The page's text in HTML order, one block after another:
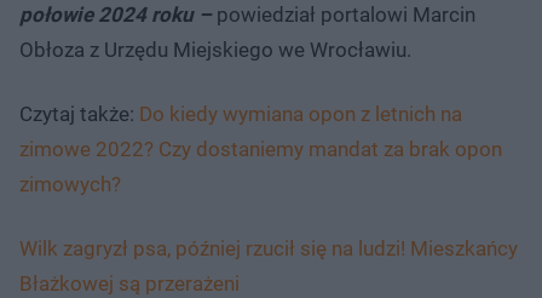
połowie 2024 roku –powiedział portalowi Marcin
Obłoza z Urzędu Miejskiego we Wrocławiu.
Czytaj także: Do kiedy wymiana opon z letnich na
zimowe 2022? Czy dostaniemy mandat za brak opon
zimowych?
Wilk zagryzł psa, później rzucił się na ludzi! Mieszkańcy
Błażkowej są przerażeni